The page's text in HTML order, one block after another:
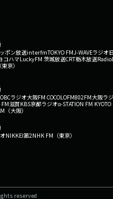
ポン放送interfmTOKYO FMJ-WAVEラジオ
コハマLuckyFM 茨城放送CRT栃木放送
京）
OBCラジオ大阪FM COCOLOFM802FM大阪ラ
滋賀KBS京都ラジオα-STATION FM KYOTO
（大阪）
NIKKEI第2NHK FM（東京）
reserved